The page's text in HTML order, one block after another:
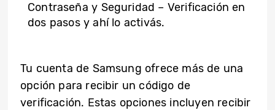
Contraseña y Seguridad – Verificación en
dos pasos y ahí lo activás.
Tu cuenta de Samsung ofrece más de una
opción para recibir un código de
verificación. Estas opciones incluyen recibir